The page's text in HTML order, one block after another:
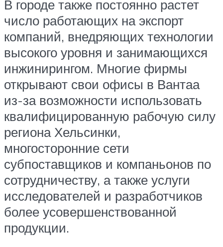
В городе также постоянно растет
число работающих на экспорт
компаний, внедряющих технологии
высокого уровня и занимающихся
инжинирингом. Многие фирмы
открывают свои офисы в Вантаа
из-за возможности использовать
квалифицированную рабочую силу
региона Хельсинки,
многосторонние сети
субпоставщиков и компаньонов по
сотрудничеству, а также услуги
исследователей и разработчиков
более усовершенствованной
продукции.